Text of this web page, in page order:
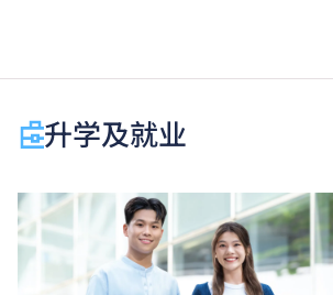
于申请入学时只可计算一科其他语言
目）。2024年及以前之其他语言科
香港中学文凭考试科目成绩达「第
级」。 2025年或以后之法语／德语
力水平达A2或以上、日语达N3或以
II, 3级或以上，均被接受为一般入
升学及就业